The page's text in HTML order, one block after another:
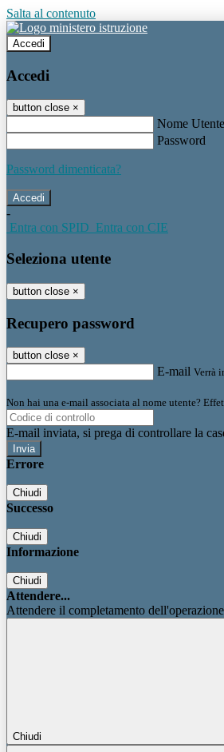
Salta al contenuto
Accedi
Accedi
button close ×
Nome Utente
Password
Password dimenticata?
-
Entra con SPID Entra con CIE
Seleziona utente
button close ×
Recupero password
button close ×
E-mail Verrà
Non hai una e-mail associata al nome utente?
E-mail inviata, si prega di controllare la
Errore
Chiudi
Successo
Chiudi
Informazione
Chiudi
Attendere...
Attendere il completamento
Chiudi